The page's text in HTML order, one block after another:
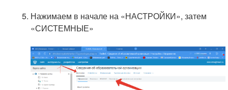
Нажимаем в начале на «НАСТРОЙКИ», затем
«СИСТЕМНЫЕ»